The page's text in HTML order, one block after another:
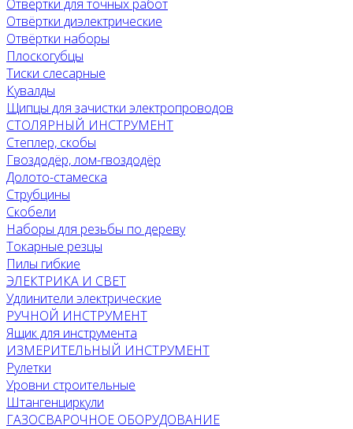
Отвёртки для точных работ
Отвёртки диэлектрические
Отвёртки наборы
Плоскогубцы
Тиски слесарные
Кувалды
Щипцы для зачистки электропроводов
СТОЛЯРНЫЙ ИНСТРУМЕНТ
Степлер, скобы
Гвоздодёр, лом-гвоздодёр
Долото-стамеска
Струбцины
Скобели
Наборы для резьбы по дереву
Токарные резцы
Пилы гибкие
ЭЛЕКТРИКА И СВЕТ
Удлинители электрические
РУЧНОЙ ИНСТРУМЕНТ
Ящик для инструмента
ИЗМЕРИТЕЛЬНЫЙ ИНСТРУМЕНТ
Рулетки
Уровни строительные
Штангенциркули
ГАЗОСВАРОЧНОЕ ОБОРУДОВАНИЕ